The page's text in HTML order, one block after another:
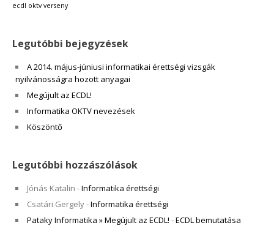
ecdl oktv verseny
Legutóbbi bejegyzések
A 2014. május-júniusi informatikai érettségi vizsgák
nyilvánosságra hozott anyagai
Megújult az ECDL!
Informatika OKTV nevezések
Köszöntő
Legutóbbi hozzászólások
Jónás Katalin -Informatika érettségi
Csatári Gergely-Informatika érettségi
Pataky Informatika » Megújult az ECDL! -ECDL bemutatása